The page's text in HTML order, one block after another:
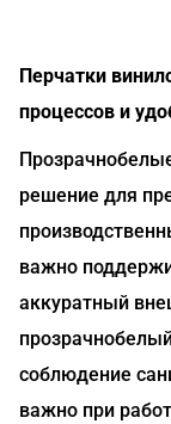
Перчатки
процессов и
решение для
важно
аккуратный
соблюдение
важно при